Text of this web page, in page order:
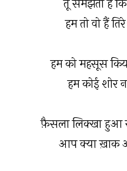
तू समझता है कि
हम तो वो हैं
हम को महसूस
हम कोई शोर
फ़ैसला लिक्खा हुआ
आप क्या ख़ाक